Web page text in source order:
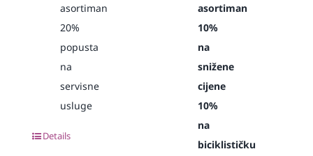
asortiman
20%
popusta
na
servisne
usluge
Details
asortiman
10%
na
snižene
cijene
10%
na
biciklističku